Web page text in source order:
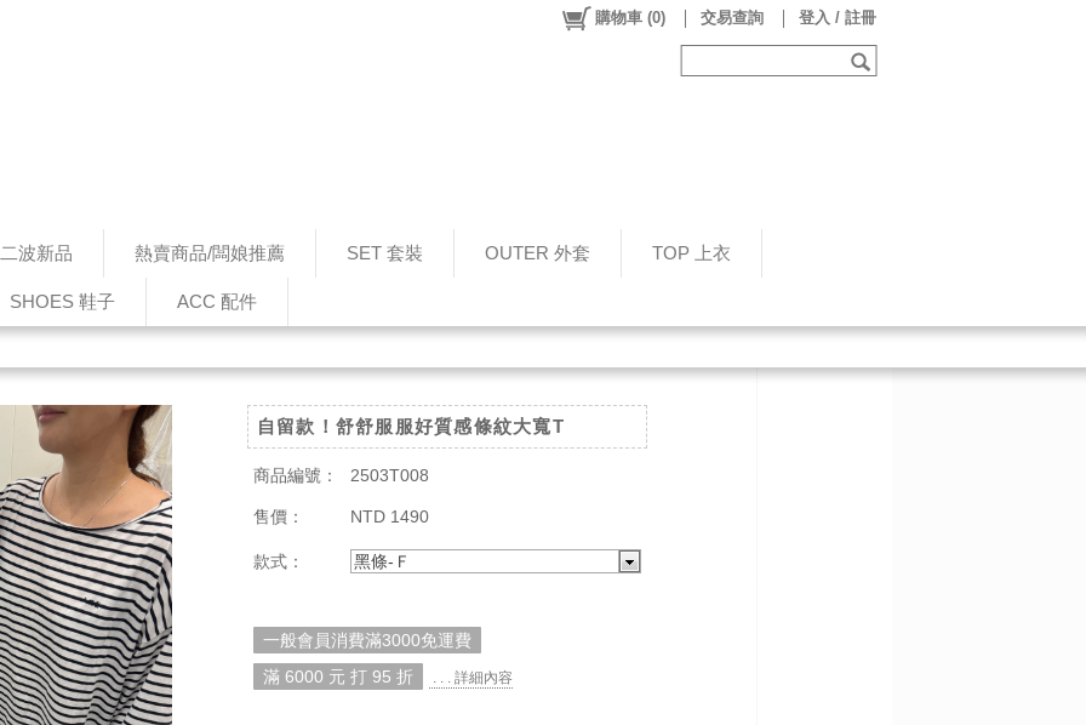
波新品 熱賣商品/闆娘推薦 SET 套裝 OUTER 外套 TOP 上衣
SHOES 鞋子 ACC 配件
購物車 (0) 交易查詢 登入 / 註冊
自留款！舒舒服服好質感條紋大寬T
商品編號： 2503T008
售價： NTD 1490
款式： 黑條-Ｆ
一般會員消費滿3000免運費
滿 6000 元 打 95 折
. . . 詳細內容